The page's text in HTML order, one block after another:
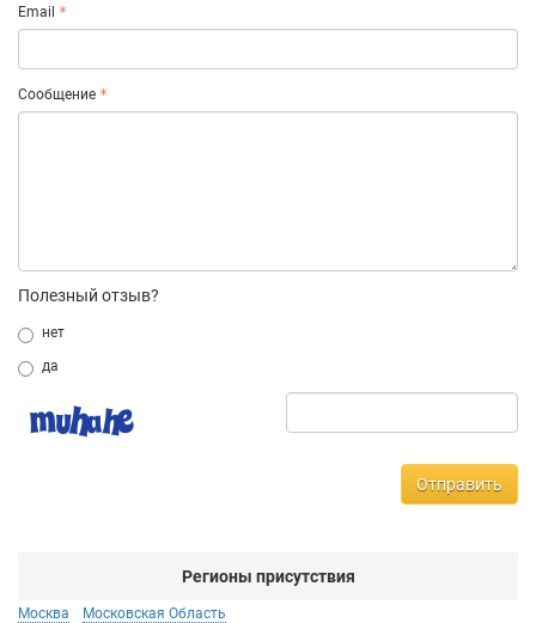
Email
Сообщение
Полезный отзыв?
нет
да
Отправить
Регионы присутствия
Москва Московская Область